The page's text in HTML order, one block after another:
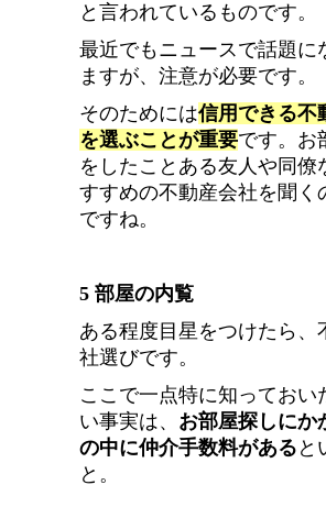
と言われているものです。
最近でもニュースで話題に
ますが、注意が必要です。
そのためには信用できる不
を選ぶことが重要です。お
をしたことある友人や同僚
すすめの不動産会社を聞く
ですね。
5 部屋の内覧
ある程度目星をつけたら、
社選びです。
ここで一点特に知っておい
い事実は、 お部屋探しにか
の中に仲介手数料がある と
と。